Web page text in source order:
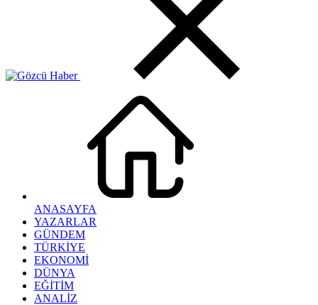
ANASAYFA
YAZARLAR
GÜNDEM
TÜRKİYE
EKONOMİ
DÜNYA
EĞİTİM
ANALİZ